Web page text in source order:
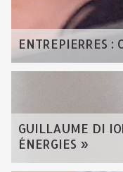
ENTREPIERRES :
GUILLAUME DI
ÉNERGIES »